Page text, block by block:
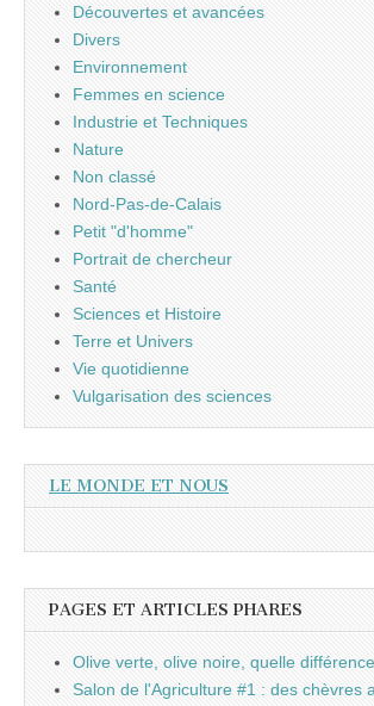
Découvertes et avancées
Divers
Environnement
Femmes en science
Industrie et Techniques
Nature
Non classé
Nord-Pas-de-Calais
Petit "d'homme"
Portrait de chercheur
Santé
Sciences et Histoire
Terre et Univers
Vie quotidienne
Vulgarisation des sciences
LE MONDE ET NOUS
PAGES ET ARTICLES PHARES
Olive verte, olive noire, quelle
Salon de l'Agriculture #1 : des chèvres